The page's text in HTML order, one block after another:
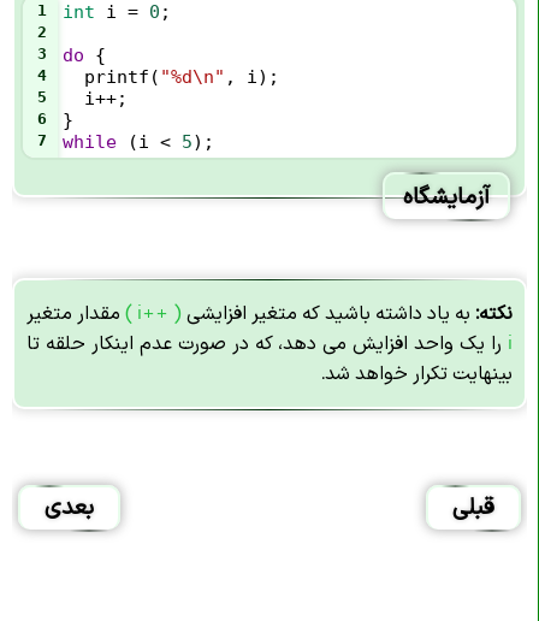
1 int i = 0 ;
2
3
do {
4 printf ( "%d\n" , i);
5 i++;
6 }
7 while (i < 5);
آزمایشگاه
نکته: به یاد داشته باشید که متغیر افزایشی ( i++ ) مقدار متغیر
i را یک واحد افزایش می دهد، که در صورت عدم اینکار حلقه تا
بینهایت تکرار خواهد شد.
قبلی بعدی